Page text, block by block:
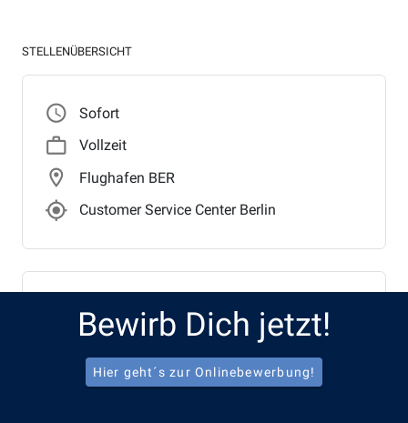
STELLENÜBERSICHT
access_time Sofort
work_outline Vollzeit
location_on Flughafen BER
gps_fixed_outlined
Customer Service Center Berlin
Benefits
Job Rad
Bewirb Dich jetzt!
Hier geht´s zur Onlinebewerbung!